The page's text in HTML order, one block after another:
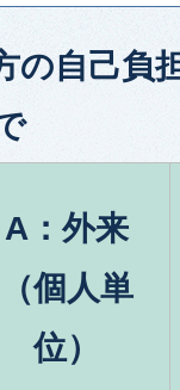
の自己負
A：外来
（個人単
位）